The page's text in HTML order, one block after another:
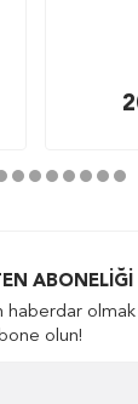
ABONELIĞI
haberdar
olun!